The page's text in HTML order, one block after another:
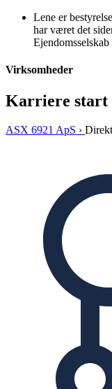
Lene er
har været det
Virksomheder
Karriere start
ASX 6921 ApS ›